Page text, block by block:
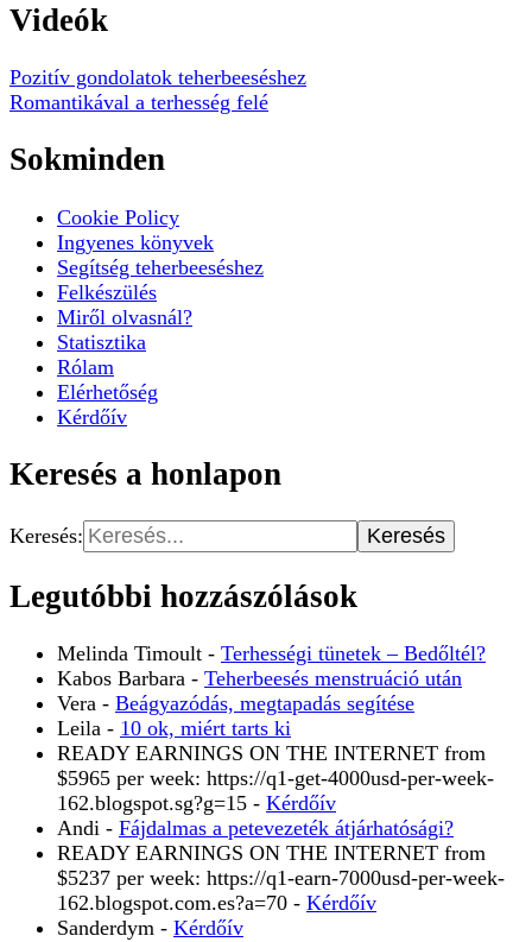
Videók
Pozitív gondolatok teherbeeséshez
Romantikával a terhesség felé
Sokminden
Cookie Policy
Ingyenes könyvek
Segítség teherbeeséshez
Felkészülés
Miről olvasnál?
Statisztika
Rólam
Elérhetőség
Kérdőív
Keresés a honlapon
Keresés:
Legutóbbi hozzászólások
Melinda Timoult - Terhességi tünetek – Bedőltél?
Kabos Barbara - Teherbeesés menstruáció után
Vera - Beágyazódás, megtapadás segítése
Leila - 10 ok, miért tarts ki
READY EARNINGS ON THE INTERNET from
$5965 per week: https://q1-get-4000usd-per-week-
162.blogspot.sg?g=15 - Kérdőív
Andi - Fájdalmas a petevezeték átjárhatósági?
READY EARNINGS ON THE INTERNET from
$5237 per week: https://q1-earn-7000usd-per-week-
162.blogspot.com.es?a=70 - Kérdőív
Sanderdym - Kérdőív